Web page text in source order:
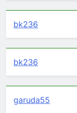
bk236
bk236
garuda55